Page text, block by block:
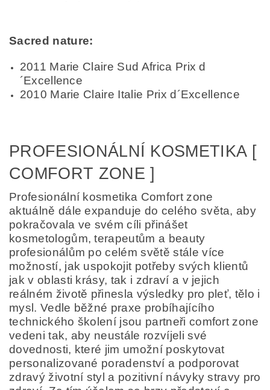
Sacred nature:
2011 Marie Claire Sud Africa Prix d
´Excellence
2010 Marie Claire Italie Prix d´Excellence
PROFESIONÁLNÍ KOSMETIKA [
COMFORT ZONE ]
Profesionální kosmetika Comfort zone
aktuálně dále expanduje do celého světa, aby
pokračovala ve svém cíli přinášet
kosmetologům, terapeutům a beauty
profesionálům po celém světě stále více
možností, jak uspokojit potřeby svých klientů
jak v oblasti krásy, tak i zdraví a v jejich
reálném životě přinesla výsledky pro pleť, tělo i
mysl. Vedle běžné praxe probíhajícího
technického školení jsou partneři comfort zone
vedeni tak, aby neustále rozvíjeli své
dovednosti, které jim umožní poskytovat
personalizované poradenství a podporovat
zdravý životní styl a pozitivní návyky stravy pro